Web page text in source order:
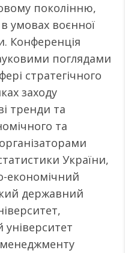
поколінню,
умовах воєнної
Конференція
поглядами
стратегічного
заходу
тренди та
та
України,
економічний
державний